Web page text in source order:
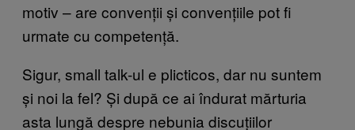
motiv – are convenții și convențiile pot fi
urmate cu competență.
Sigur, small talk-ul e plicticos, dar nu suntem
și noi la fel? Și după ce ai îndurat mărturia
asta lungă despre nebunia discuțiilor